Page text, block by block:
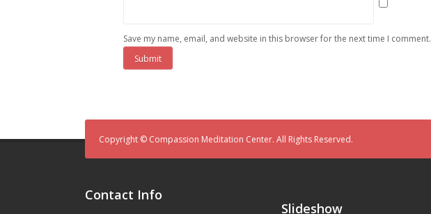
Save my name, email, and website in this browser for the next time I comment.
Copyright © Compassion Meditation Center. All Rights Reserved.
Contact Info
Slideshow